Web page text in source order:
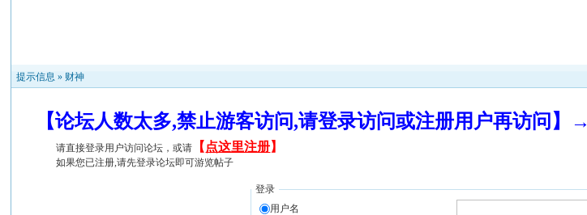
提示信息 » 财神
【论坛人数太多,禁止游客访问,请登录访问或注册用户再访问】→
请直接登录用户访问论坛，或请 【 点这里注册】
如果您已注册,请先登录论坛即可游览帖子
登录
用户名